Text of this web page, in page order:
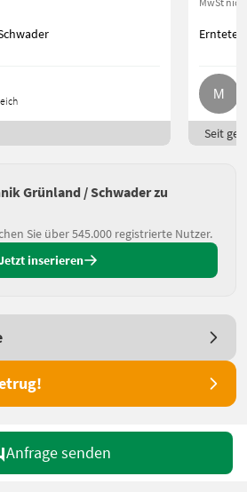
Seit
Grünland / Schwader zu
Sie über 545.000 registrierte Nutzer.
inserieren
Anfrage senden